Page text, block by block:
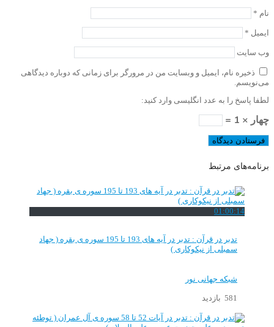
نام *
ایمیل *
وب‌ سایت
ذخیره نام، ایمیل و وبسایت من در مرورگر برای زمانی که دوباره دیدگاهی
می‌نویسم.
لطفا پاسخ را به عدد انگلیسی وارد کنید:
چهار × 1 =
برنامه‌های مرتبط
01:00:14
تدبر در قرآن : تدبر در آیه های 193 تا 195 سوره ی بقره ( جهاد
سمبلی از نیکوکاری )
شبکه جهانی نور
581 بازدید